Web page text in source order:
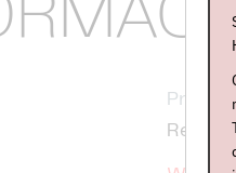
Reino